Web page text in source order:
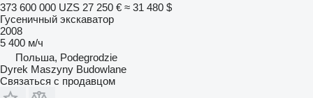
373 600 000 UZS 27 250 € ≈ 31 480 $
Гусеничный экскаватор
2008
5 400 м/ч
Польша, Podegrodzie
Dyrek Maszyny Budowlane
Связаться с продавцом